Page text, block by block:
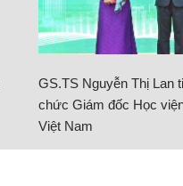
GS.TS Nguyễn Thị Lan
chức Giám đốc Học
Việt Nam